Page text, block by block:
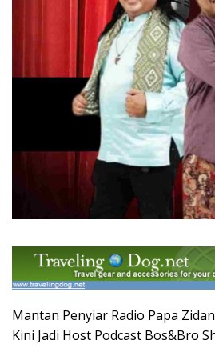
Mantan Penyiar Radio Papa
Kini Jadi Host Podcast Bos&Bro